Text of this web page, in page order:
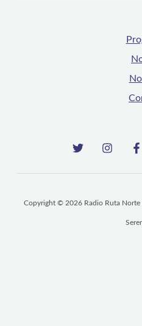
Copyright © 2026 Radio Ruta Norte